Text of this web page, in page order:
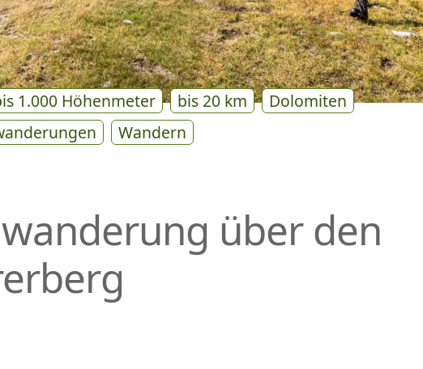
1.000 Höhenmeter bis 20 km
Dolomiten
Wandern
über den